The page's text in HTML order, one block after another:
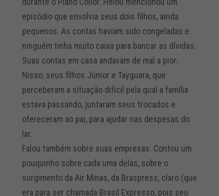
episódio que envolvia seus dois filhos, ainda
pequenos. As contas haviam sido congeladas e
ninguém tinha muito caixa para bancar as dívidas.
Suas contas em casa andavam de mal a pior.
Nisso, seus filhos Júnior e Tayguara, que
perceberam a situação difícil pela qual a família
estava passando, juntaram seus trocados e
ofereceram ao pai, para ajudar nas despesas do
lar.
Falou também sobre suas empresas. Contou um
pouquinho sobre cada uma delas, sobre o
surgimento da Air Minas, da Braspress, claro (que
era para ser chamada Brasil Expresso, pois seu